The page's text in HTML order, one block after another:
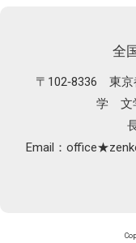
全
〒102‐8336
東
学
Email：